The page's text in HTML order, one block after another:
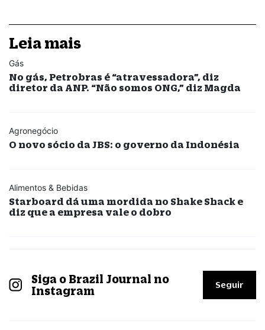
Leia mais
Gás
No gás, Petrobras é “atravessadora”, diz
diretor da ANP. “Não somos ONG,” diz Magda
Agronegócio
O novo sócio da JBS: o governo da Indonésia
Alimentos & Bebidas
Starboard dá uma mordida no Shake Shack e
diz que a empresa vale o dobro
Siga o Brazil Journal no
Instagram
Seguir